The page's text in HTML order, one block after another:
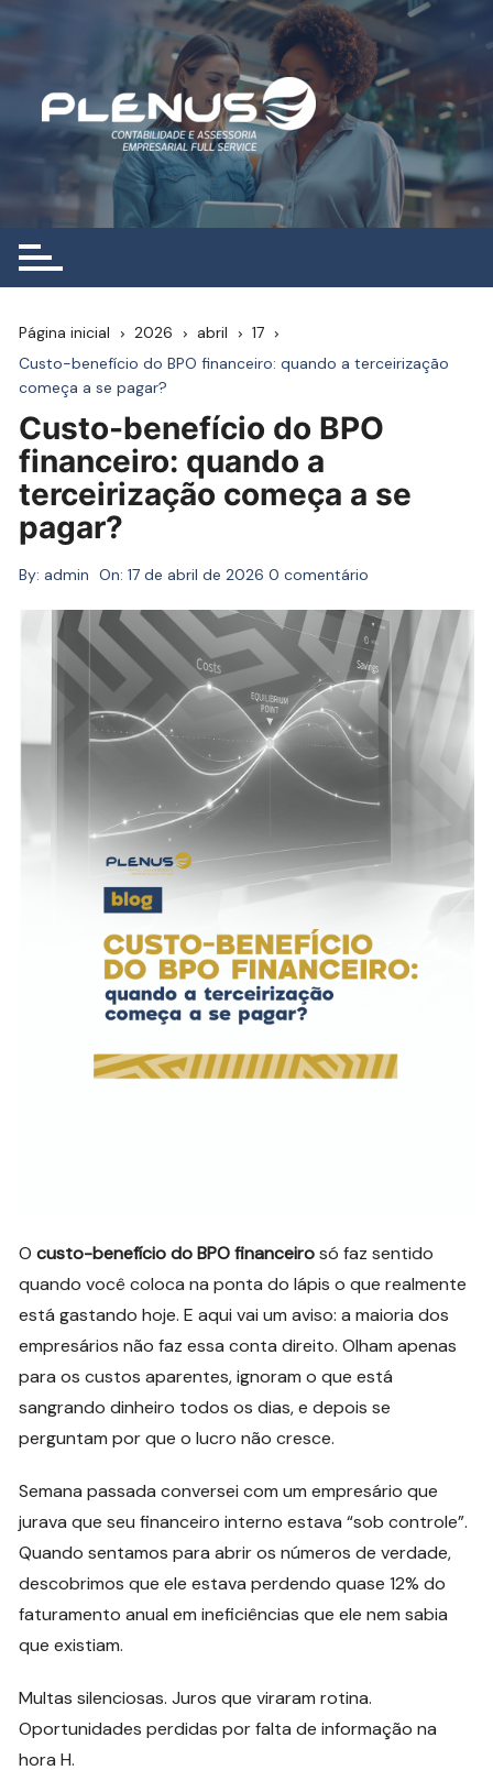
para
conteúdo
Página inicial 2026 abril
17
Custo-benefício do BPO financeiro: quando a terceirização
começa a se pagar?
Custo-benefício do BPO
financeiro: quando a
terceirização começa a se
pagar?
By: admin On:17 de abril de 2026 0 comentário
Ocusto-benefício do BPO financeirosó faz sentido
quando você coloca na ponta do lápis o que realmente
está gastando hoje. E aqui vai um aviso: a maioria dos
empresários não faz essa conta direito. Olham apenas
para os custos aparentes, ignoram o que está
sangrando dinheiro todos os dias, e depois se
perguntam por que o lucro não cresce.
Semana passada conversei com um empresário que
jurava que seu financeiro interno estava “sob controle”.
Quando sentamos para abrir os números de verdade,
descobrimos que ele estava perdendo quase 12% do
faturamento anual em ineficiências que ele nem sabia
que existiam.
Multas silenciosas. Juros que viraram rotina.
Oportunidades perdidas por falta de informação na
hora H.